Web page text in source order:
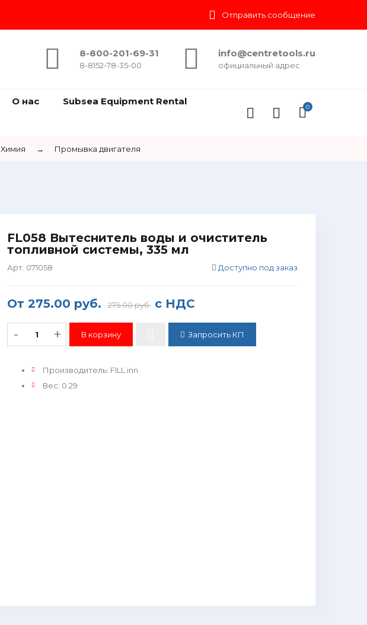
Отправить сообщение
8-800-201-69-31
8-8152-78-35-00
info@centretools.ru
официальный адрес
О нас Subsea Equipment Rental
0
Химия → Промывка двигателя
FL058 Вытеснитель воды и очиститель
топливной системы, 335 мл
Арт. 071058 Доступно под заказ
От 275.00 руб. 275.00 руб. с НДС
- + Запросить КП
Производитель: FILL inn
Вес: 0.29